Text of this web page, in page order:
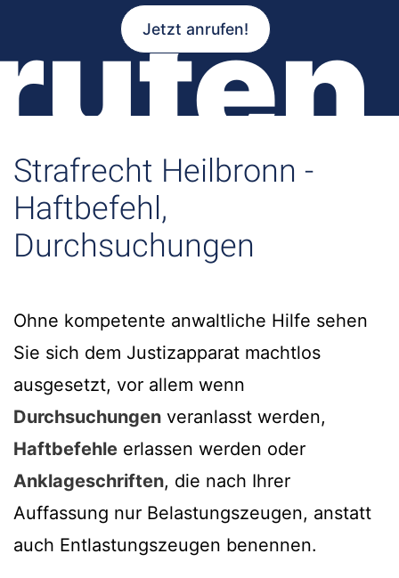
Jetzt anrufen!
Strafrecht Heilbronn -
Haftbefehl,
Durchsuchungen
Ohne kompetente anwaltliche Hilfe sehen
Sie sich dem Justizapparat machtlos
ausgesetzt, vor allem wenn
Durchsuchungen veranlasst werden,
Haftbefehle erlassen werden oder
Anklageschriften, die nach Ihrer
Auffassung nur Belastungszeugen, anstatt
auch Entlastungszeugen benennen.